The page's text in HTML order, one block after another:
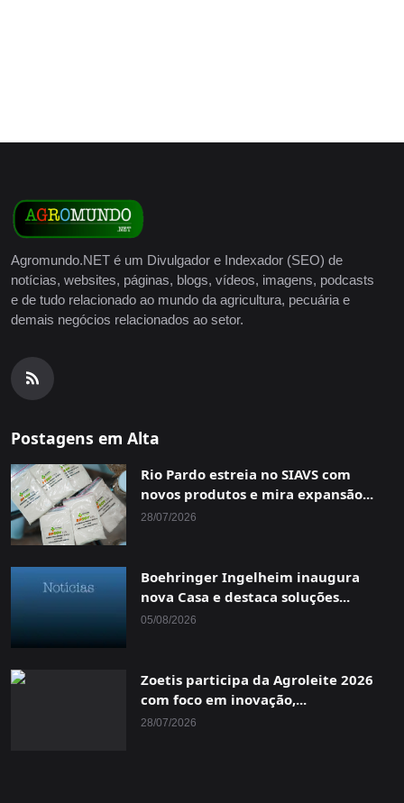
Agromundo.NET é um Divulgador e Indexador (SEO) de
notícias, websites, páginas, blogs, vídeos, imagens, podcasts
e de tudo relacionado ao mundo da agricultura, pecuária e
demais negócios relacionados ao setor.
Postagens em Alta
Rio Pardo estreia no SIAVS com
novos produtos e mira expansão...
28/07/2026
Boehringer Ingelheim inaugura
nova Casa e destaca soluções...
05/08/2026
Zoetis participa da Agroleite 2026
com foco em inovação,...
28/07/2026